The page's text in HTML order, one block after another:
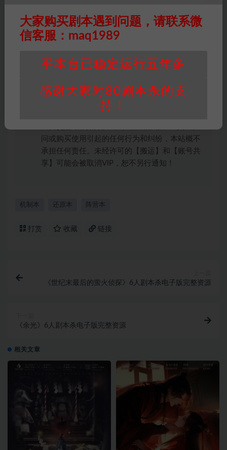
权均属于机关版权或权利人。如有侵权，请发邮
件通知并提供相关证实资料至邮箱
会在三天内下架相关剧本攻略。
身价值，本站积分为本站收取的赞助费，用于本
站整理资料的时间成本及网站运营所需支出费
问或购买使用引起的任何行为和纠纷，本站概不
承担任何责任。未经许可的【搬运】和【账号共
享】可能会被取消VIP，恕不另行通知！
机制本 还原本 阵营本
打赏 收藏 链接
《世纪末最后的萤火侦探》6人剧本杀电子版完整资源
《余光》6人剧本杀电子版完整资源
相关文章
大家购买剧本遇到问题，请联系微
信客服：maq1989
平本台已稳定运行五年多
感谢大家对80剧本杀的支
持！